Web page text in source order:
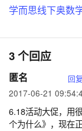
学而思线下奥数
3 个回应
匿名 回复
2017-06-21
6.18活动大促，用
个为什么》，现在